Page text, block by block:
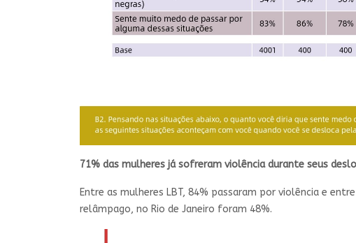
71% das mulheres já sofreram violência durante seus
Entre as mulheres LBT, 84% passaram por violência e
relâmpago, no Rio de Janeiro foram 48%.